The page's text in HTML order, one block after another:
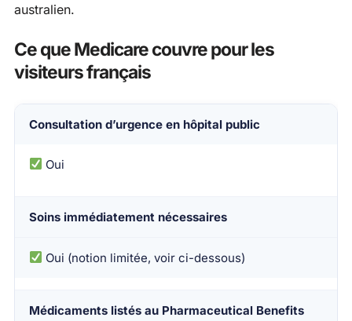
australien.
Ce que Medicare couvre pour les
visiteurs français
Type de soin Couvert par Medicare pour les Français ?
Consultation d’urgence en hôpital public
Oui
Soins immédiatement nécessaires
Oui (notion limitée, voir ci-dessous)
Médicaments listés au Pharmaceutical Benefits